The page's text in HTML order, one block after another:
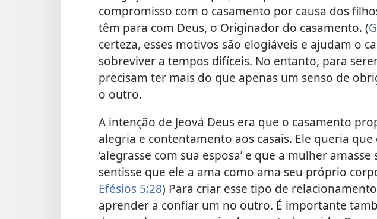
compromisso com o casamento por causa dos
têm para com Deus, o Originador do casamento. (
certeza, esses motivos são elogiáveis e ajudam o
sobreviver a tempos difíceis. No entanto, para
precisam ter mais do que apenas um senso de
o outro.
A intenção de Jeová Deus era que o casamento
alegria e contentamento aos casais. Ele queria
‘alegrasse com sua esposa’ e que a mulher
sentisse que ele a ama como ama seu próprio
Efésios 5:28) Para criar esse tipo de
aprender a confiar um no outro. É importante